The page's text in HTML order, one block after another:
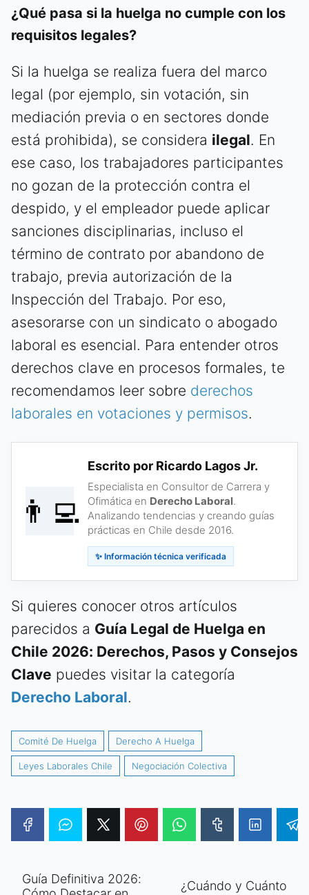
¿Qué pasa si la huelga no cumple con los
requisitos legales?
Si la huelga se realiza fuera del marco
legal (por ejemplo, sin votación, sin
mediación previa o en sectores donde
está prohibida), se considera ilegal. En
ese caso, los trabajadores participantes
no gozan de la protección contra el
despido, y el empleador puede aplicar
sanciones disciplinarias, incluso el
término de contrato por abandono de
trabajo, previa autorización de la
Inspección del Trabajo. Por eso,
asesorarse con un sindicato o abogado
laboral es esencial. Para entender otros
derechos clave en procesos formales, te
recomendamos leer sobre derechos
laborales en votaciones y permisos.
👨‍💻
Escrito por Ricardo Lagos Jr.
Especialista en Consultor de Carrera y
Ofimática en Derecho Laboral.
Analizando tendencias y creando guías
prácticas en Chile desde 2016.
✨ Información técnica verificada
Si quieres conocer otros artículos
parecidos a Guía Legal de Huelga en
Chile 2026: Derechos, Pasos y Consejos
Clave puedes visitar la categoría
Derecho Laboral.
Comité De Huelga Derecho A Huelga
Leyes Laborales Chile Negociación Colectiva
Guía Definitiva 2026:
¿Cuándo y Cuánto